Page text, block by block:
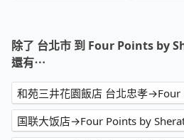
除了 台北市 到 Four Points by
還有⋯
国联大饭店→Four Points by